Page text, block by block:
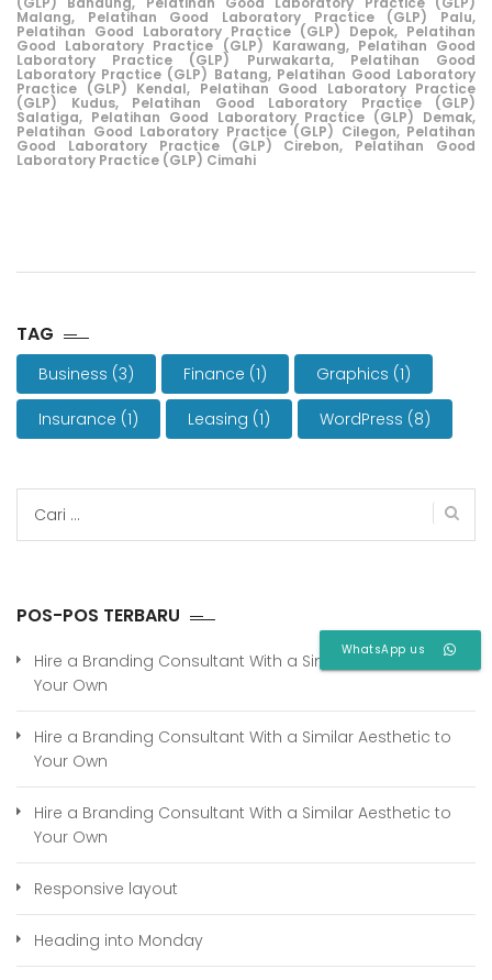
Malang, Pelatihan Good Laboratory Practice (GLP) Palu,
Pelatihan Good Laboratory Practice (GLP) Depok, Pelatihan
Good Laboratory Practice (GLP) Karawang, Pelatihan Good
Laboratory Practice (GLP) Purwakarta, Pelatihan Good
Laboratory Practice (GLP) Batang, Pelatihan Good Laboratory
Practice (GLP) Kendal, Pelatihan Good Laboratory Practice
(GLP) Kudus, Pelatihan Good Laboratory Practice (GLP)
Salatiga, Pelatihan Good Laboratory Practice (GLP) Demak,
Pelatihan Good Laboratory Practice (GLP) Cilegon, Pelatihan
Good Laboratory Practice (GLP) Cirebon, Pelatihan Good
Laboratory Practice (GLP) Cimahi
TAG
Business (3) Finance (1) Graphics (1)
Insurance (1) Leasing (1) WordPress (8)
untuk:
POS-POS TERBARU
Hire a Branding Consultant With a Similar Aesthetic to
Your Own
Hire a Branding Consultant With a Similar Aesthetic to
Your Own
Hire a Branding Consultant With a Similar Aesthetic to
Your Own
Responsive layout
Heading into Monday
WhatsApp us